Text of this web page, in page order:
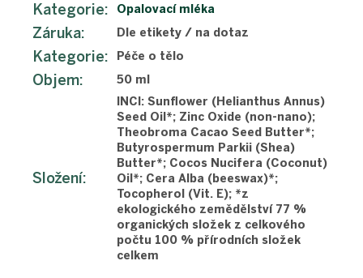
Kategorie: Opalovací mléka
Záruka: Dle etikety / na dotaz
Kategorie: Péče o tělo
Objem: 50 ml
Složení:
INCI: Sunflower (Helianthus Annus)
Seed Oil*; Zinc Oxide (non-nano);
Theobroma Cacao Seed Butter*;
Butyrospermum Parkii (Shea)
Butter*; Cocos Nucifera (Coconut)
Oil*; Cera Alba (beeswax)*;
Tocopherol (Vit. E); *z
ekologického zemědělství 77 %
organických složek z celkového
počtu 100 % přírodních složek
celkem